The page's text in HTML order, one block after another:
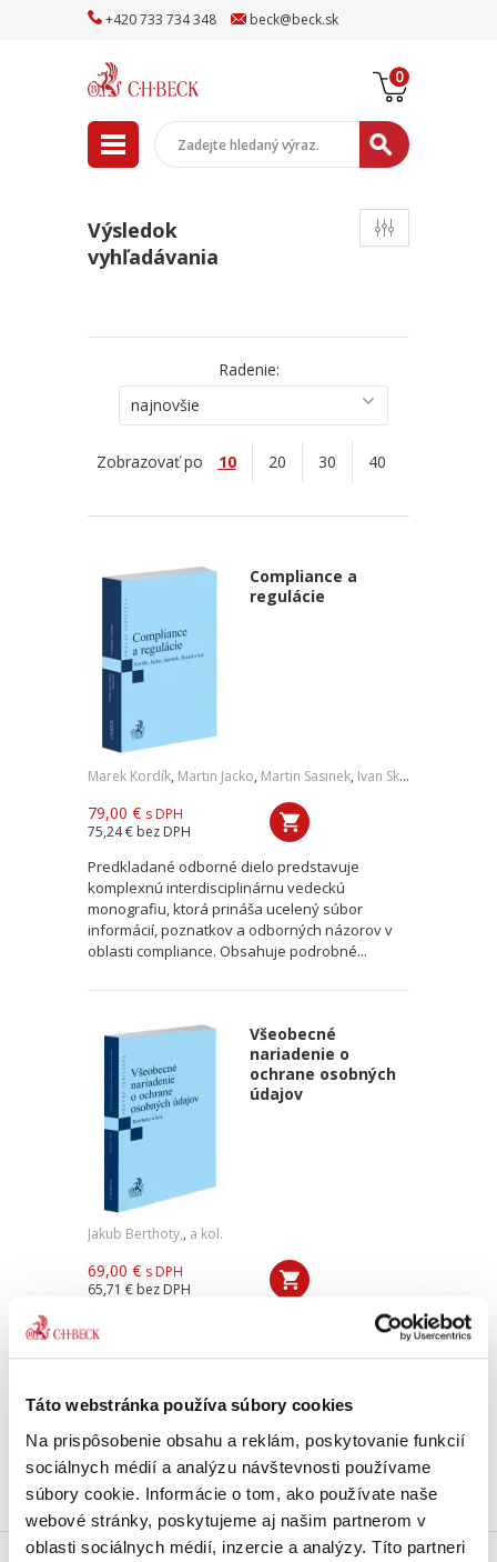
Táto webstránka používa súbory cookies
Na prispôsobenie obsahu a reklám, poskytovanie funkcií
sociálnych médií a analýzu návštevnosti používame
súbory cookie. Informácie o tom, ako používate naše
webové stránky, poskytujeme aj našim partnerom v
oblasti sociálnych médií, inzercie a analýzy. Títo partneri
+420733 734348 beck@beck.sk
0
Výsledok
vyhľadávania
Radenie:
najnovšie
Zobrazovať po 10 20 30 40
Compliance a
regulácie
Marek Kordík, Martin Jacko, Martin Sasinek, Ivan Skaloš
79,00 € s DPH
75,24 € bez DPH
Predkladané odborné dielo predstavuje
komplexnú interdisciplinárnu vedeckú
monografiu, ktorá prináša ucelený súbor
informácií, poznatkov a odborných názorov v
oblasti compliance. Obsahuje podrobné...
Všeobecné
nariadenie o
ochrane osobných
údajov
Jakub Berthoty,, a kol.
69,00 € s DPH
65,71 €bez DPH
„Verím, že publikácia pomôže čitateľom
zorientovať sa v oblasti ochrany osobných
mnoho zaujímavých debát a...